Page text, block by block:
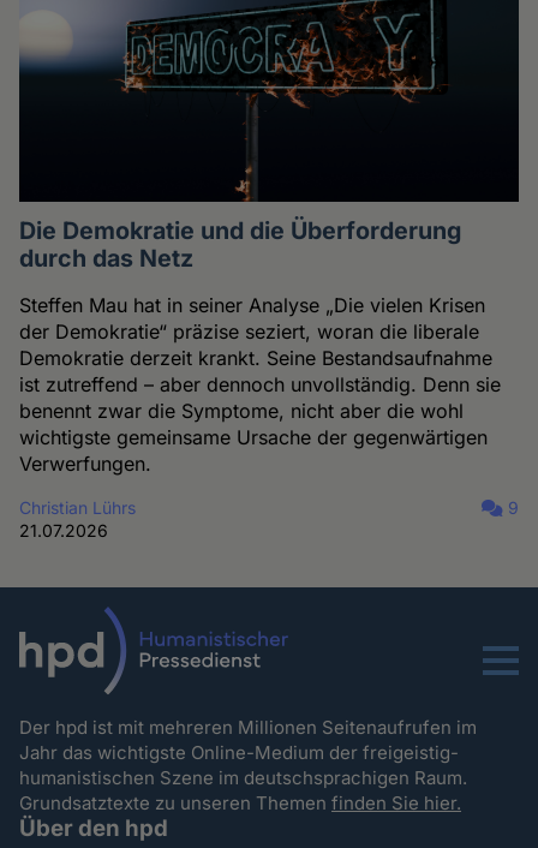
Die Demokratie und die Überforderung
durch das Netz
Steffen Mau hat in seiner Analyse „Die vielen Krisen
der Demokratie“ präzise seziert, woran die liberale
Demokratie derzeit krankt. Seine Bestandsaufnahme
ist zutreffend – aber dennoch unvollständig. Denn sie
benennt zwar die Symptome, nicht aber die wohl
wichtigste gemeinsame Ursache der gegenwärtigen
Verwerfungen.
Christian Lührs
21.07.2026
9
Menu
Der hpd ist mit mehreren Millionen Seitenaufrufen im
Jahr das wichtigste Online-Medium der freigeistig-
humanistischen Szene im deutschsprachigen Raum.
Grundsatztexte zu unseren Themenfinden Sie hier.
Über den hpd